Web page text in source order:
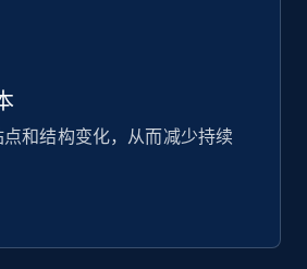
和结构变化，从而减少持续